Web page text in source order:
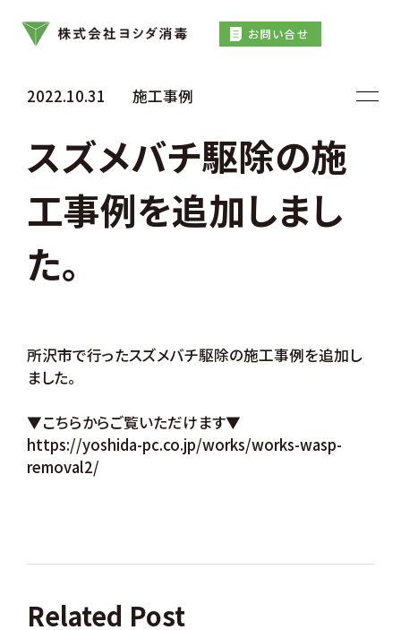
お問い合せ
2022.10.31 施工事例
スズメバチ駆除の施
工事例を追加しまし
た。
所沢市で行ったスズメバチ駆除の施工事例を追加し
ました。
▼こちらからご覧いただけます▼
https://yoshida-pc.co.jp/works/works-wasp-
removal2/
Related Post